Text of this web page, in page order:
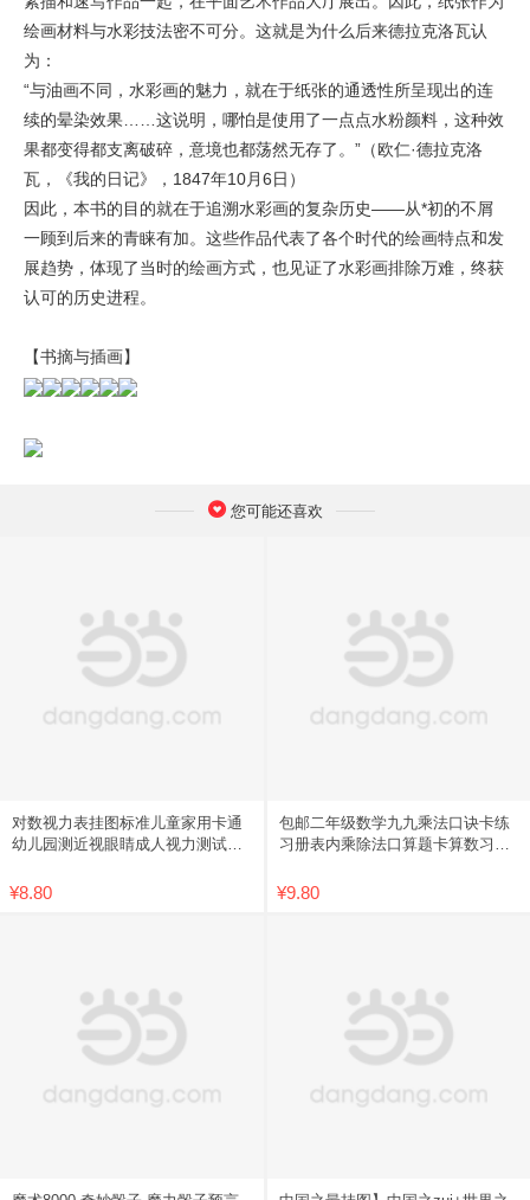
绘画材料与水彩技法密不可分。这就是为什么后来德拉克洛瓦认
为：
“与油画不同，水彩画的魅力，就在于纸张的通透性所呈现出的连
续的晕染效果……这说明，哪怕是使用了一点点水粉颜料，这种效
果都变得都支离破碎，意境也都荡然无存了。”（欧仁·德拉克洛
瓦，《我的日记》，1847年10月6日）
因此，本书的目的就在于追溯水彩画的复杂历史——从*初的不屑
一顾到后来的青睐有加。这些作品代表了各个时代的绘画特点和发
展趋势，体现了当时的绘画方式，也见证了水彩画排除万难，终获
认可的历史进程。
【书摘与插画】
您可能还喜欢
对数视力表挂图标准儿童家用卡通
幼儿园测近视眼睛成人视力测试表
¥8.80
包邮二年级数学九九乘法口诀卡练
习册表内乘除法口算题卡算数习题
¥9.80